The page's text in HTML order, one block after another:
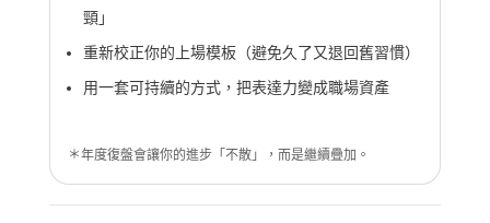
頸」
重新校正你的上場模板（避免久了又退回舊習慣）
用一套可持續的方式，把表達力變成職場資產
＊年度復盤會讓你的進步「不散」，而是繼續疊加。